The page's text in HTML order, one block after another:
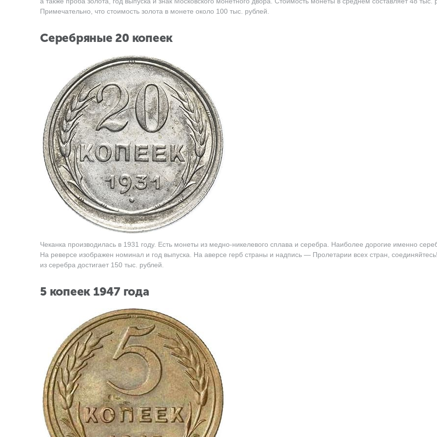
Примечательно, что стоимость золота в монете около 100 тыс. рублей.
Серебряные 20 копеек
Чеканка производилась в 1931 году. Есть монеты из медно-никелевого сплава и серебра. Наиболее дорогие именно
На реверсе изображен номинал и год выпуска. На аверсе герб страны и надпись — Пролетарии всех стран,
из серебра достигает 150 тыс. рублей.
5 копеек 1947 года